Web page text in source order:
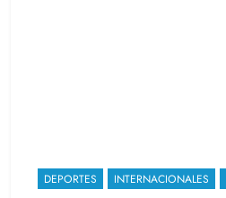
DEPORTES INTERNACIONALES